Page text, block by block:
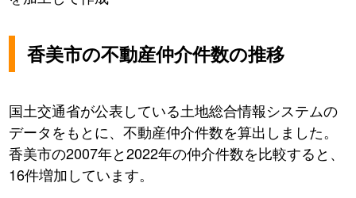
香美市の不動産仲介件数の推移
国土交通省が公表している土地総合情報システムの
データをもとに、不動産仲介件数を算出しました。
香美市の2007年と2022年の仲介件数を比較すると、
16件増加しています。